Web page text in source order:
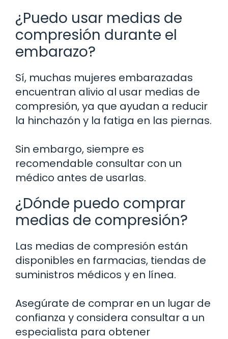
¿Puedo usar medias de
compresión durante el
embarazo?
Sí, muchas mujeres embarazadas
encuentran alivio al usar medias de
compresión, ya que ayudan a reducir
la hinchazón y la fatiga en las piernas.
Sin embargo, siempre es
recomendable consultar con un
médico antes de usarlas.
¿Dónde puedo comprar
medias de compresión?
Las medias de compresión están
disponibles en farmacias, tiendas de
suministros médicos y en línea.
Asegúrate de comprar en un lugar de
confianza y considera consultar a un
especialista para obtener